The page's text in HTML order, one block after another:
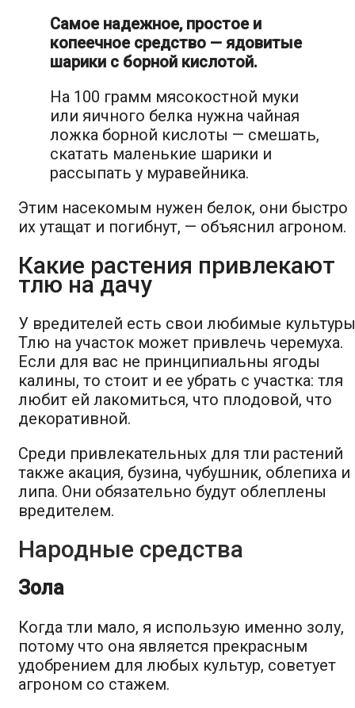
Самое надежное, простое и
копеечное средство — ядовитые
шарики с борной кислотой.
На 100 грамм мясокостной муки
или яичного белка нужна чайная
ложка борной кислоты — смешать,
скатать маленькие шарики и
рассыпать у муравейника.
Этим насекомым нужен белок, они быстро
их утащат и погибнут, — объяснил агроном.
Какие растения привлекают
тлю на дачу
У вредителей есть свои любимые
Тлю на участок может привлечь черемуха.
Если для вас не принципиальны ягоды
калины, то стоит и ее убрать с участка: тля
любит ей лакомиться, что плодовой, что
декоративной.
Среди привлекательных для тли растений
также акация, бузина, чубушник, облепиха и
липа. Они обязательно будут облеплены
вредителем.
Народные средства
Зола
Когда тли мало, я использую именно золу,
потому что она является прекрасным
удобрением для любых культур, советует
агроном со стажем.